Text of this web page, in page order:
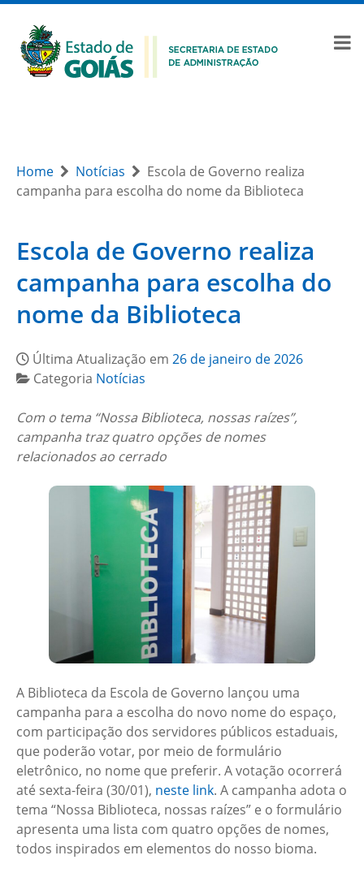
Home Notícias
Escola de Governo realiza
campanha para escolha do nome da Biblioteca
Escola de Governo realiza
campanha para escolha do
nome da Biblioteca
Última Atualização em 26 de janeiro de 2026
Categoria Notícias
Com o tema “Nossa Biblioteca, nossas raízes”,
campanha traz quatro opções de nomes
relacionados ao cerrado
A Biblioteca da Escola de Governo lançou uma
campanha para a escolha do novo nome do espaço,
com participação dos servidores públicos estaduais,
que poderão votar, por meio de formulário
eletrônico, no nome que preferir. A votação ocorrerá
até sexta-feira (30/01), neste link. A campanha adota o
tema “Nossa Biblioteca, nossas raízes” e o formulário
apresenta uma lista com quatro opções de nomes,
todos inspirados em elementos do nosso bioma.